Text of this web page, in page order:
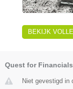
BEKIJK
Quest for Financials
Niet gevestigd in